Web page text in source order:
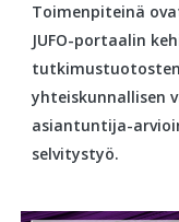
Toimenpiteinä
JUFO-portaalin
yhteiskunnallisen
asiantuntija-
selvitystyö.